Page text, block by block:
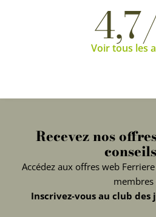
Voir tous les
Recevez nos
Accédez aux offres web
membres
Inscrivez-vous au club